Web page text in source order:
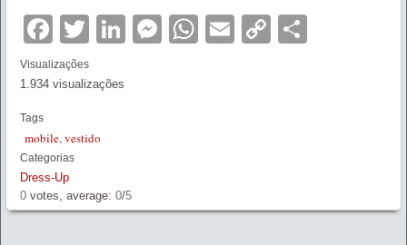
Facebook
TwitterLinkedIn
Messenger
WhatsApp
EmailCopy
Visualizações
1.934 visualizações
Tags
mobile,vestido
Categorias
Dress-Up
0 votes, average: 0/5